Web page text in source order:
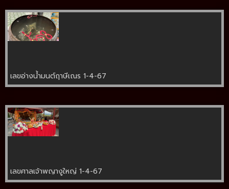
เลขอ่างน้ำมนต์ฤาษีเณร 1-4-67
เลขศาลเจ้าพญางูใหญ่ 1-4-67